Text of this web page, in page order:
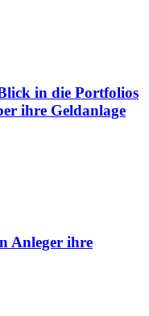
in die Portfolios
ihre Geldanlage
Anleger ihre